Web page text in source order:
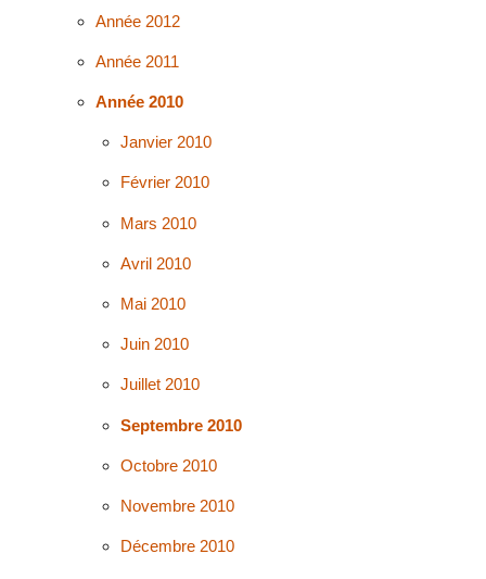
Année 2012
Année 2011
Année 2010
Janvier 2010
Février 2010
Mars 2010
Avril 2010
Mai 2010
Juin 2010
Juillet 2010
Septembre 2010
Octobre 2010
Novembre 2010
Décembre 2010